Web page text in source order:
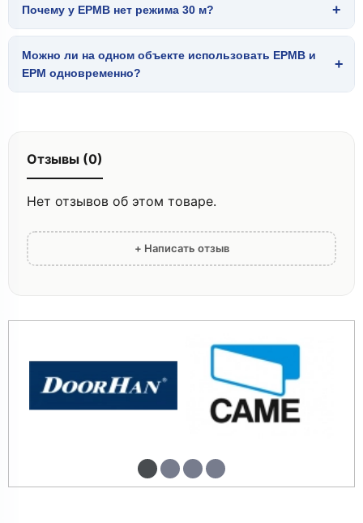
Почему у EPMB нет режима 30 м? +
Можно ли на одном объекте использовать EPMB и
EPM одновременно?
+
Отзывы (0)
Нет отзывов об этом товаре.
+ Написать отзыв